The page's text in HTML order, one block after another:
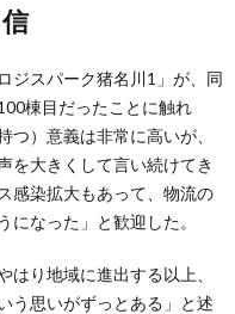
ジスパーク猪名川1」が、同
棟目だったことに触れ
つ）意義は非常に高いが、
を大きくして言い続けてき
感染拡大もあって、物流の
なった」と歓迎した。
り地域に進出する以上、
う思いがずっとある」と述